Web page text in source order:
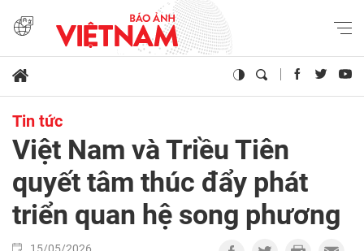
Tin tức
Việt Nam và Triều Tiên
quyết tâm thúc đẩy phát
triển quan hệ song phương